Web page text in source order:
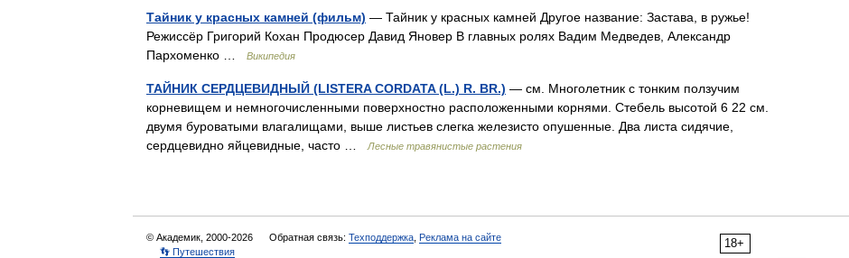
Тайник у красных камней (фильм) — Тайник у красных камней Другое название: Застава, в ружье!
Режиссёр Григорий Кохан Продюсер Давид Яновер В главных ролях Вадим Медведев, Александр
Пархоменко …
Википедия
ТАЙНИК СЕРДЦЕВИДНЫЙ (LISTERA CORDATA (L.) R. BR.) — см. Многолетник с тонким ползучим
корневищем и немногочисленными поверхностно расположенными корнями. Стебель высотой 6 22 см.
двумя буроватыми влагалищами, выше листьев слегка железисто опушенные. Два листа сидячие,
сердцевидно яйцевидные, часто …
Лесные травянистые растения
18+
© Академик, 2000-2026 Обратная связь: Техподдержка Реклама на сайте
👣 Путешествия